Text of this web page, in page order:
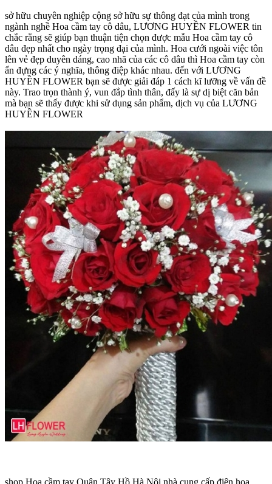
sở hữu chuyên nghiệp cộng sở hữu sự thông đạt của mình trong
ngành nghề Hoa cầm tay cô dâu, LƯƠNG HUYỀN FLOWER tin
chắc rằng sẽ giúp bạn thuận tiện chọn được mẫu Hoa cầm tay cô
dâu đẹp nhất cho ngày trọng đại của mình. Hoa cưới ngoài việc tôn
lên vẻ đẹp duyên dáng, cao nhã của các cô dâu thì Hoa cầm tay còn
ẩn đựng các ý nghĩa, thông điệp khác nhau. đến với LƯƠNG
HUYỀN FLOWER bạn sẽ được giải đáp 1 cách kĩ lưỡng về vấn đề
này. Trao trọn thành ý, vun đắp tình thân, đấy là sự dị biệt căn bản
mà bạn sẽ thấy được khi sử dụng sản phẩm, dịch vụ của LƯƠNG
HUYỀN FLOWER